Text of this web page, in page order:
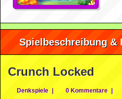
Spielbeschreibung &
Crunch Locked
Denkspiele | 0 Kommentare |